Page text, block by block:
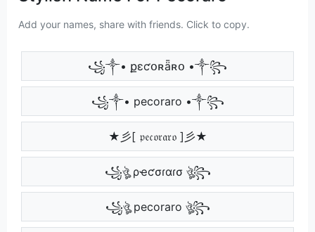
Add your names, share with friends. Click to copy.
꧁༒• քɛƈօʀǟʀօ •༒꧂
꧁༒• pecoraro •༒꧂
★彡[ 𝔭𝔢𝔠𝔬𝔯𝔞𝔯𝔬 ]彡★
꧁ঔৣ ρҽƈσɾαɾσ ঔৣ꧂
꧁ঔৣ pecoraro ঔৣ꧂